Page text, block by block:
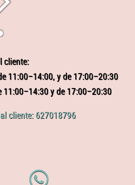
cliente:
11:00–14:00, y de 17:00–20:30
11:00–14:30 y de 17:00–20:30
cliente: 627018796